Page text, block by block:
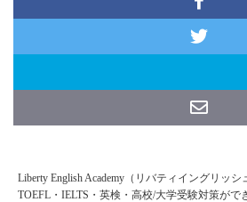
Liberty English Academy（リバティイングリッシ
TOEFL・IELTS・英検・高校/大学受験対策がで